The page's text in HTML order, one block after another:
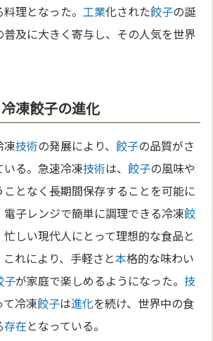
料理となった。工業化された餃子の誕
普及に大きく寄与し、その人気を世界
凍餃子の進化
凍技術の発展により、餃子の品質がさ
いる。急速冷凍技術は、餃子の風味や
となく長期間保存することを可能に
電子レンジで簡単に調理できる冷凍餃
忙しい現代人にとって理想的な食品と
れにより、手軽さと本格的な味わい
子が家庭で楽しめるようになった。技
て冷凍餃子は進化を続け、世界中の食
存在となっている。